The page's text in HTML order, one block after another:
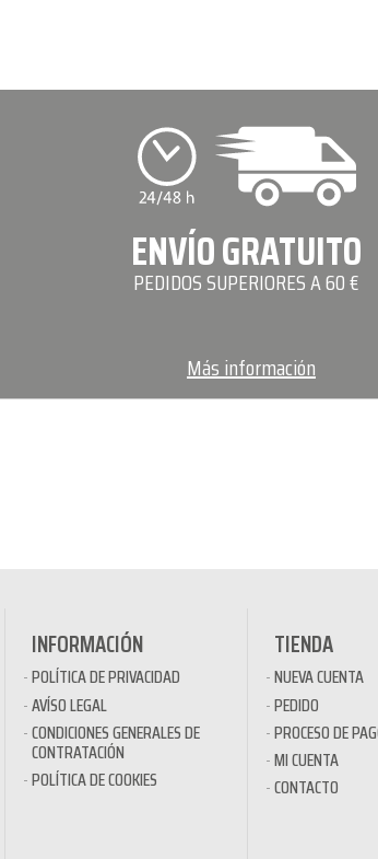
ENVÍO GRATUITO
PEDIDOS SUPERIORES A 60 €
Más información
INFORMACIÓN
POLÍTICA DE PRIVACIDAD
AVÍSO LEGAL
CONDICIONES GENERALES DE
CONTRATACIÓN
POLÍTICA DE COOKIES
TIENDA
NUEVA CUENTA
PEDIDO
PROCESO DE
MI CUENTA
CONTACTO